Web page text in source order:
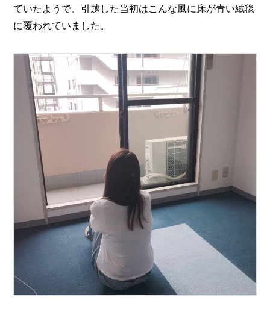
ていたようで、引越した当初はこんな風に床が青い絨毯
に覆われていました。